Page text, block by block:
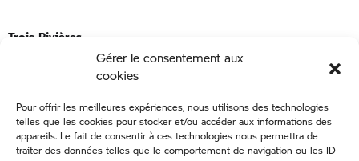
Gérer le consentement aux
cookies
Pour offrir les meilleures expériences, nous utilisons des technologies
telles que les cookies pour stocker et/ou accéder aux informations des
appareils. Le fait de consentir à ces technologies nous permettra de
traiter des données telles que le comportement de navigation ou les ID
Trois-Rivières
1050 boulevard de la Gabelle, St-Étienne-des-Grès, QC, G0X 2P0
Tous droits réservés – Carrier BMW – 2021
Netiquette –Politique de confidentialité